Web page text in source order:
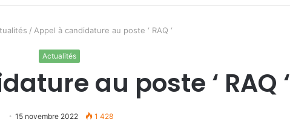
/ Appel à candidature au poste ‘ RAQ ‘
Actualités
au poste ‘ RAQ ‘
15 novembre 2022 1 428